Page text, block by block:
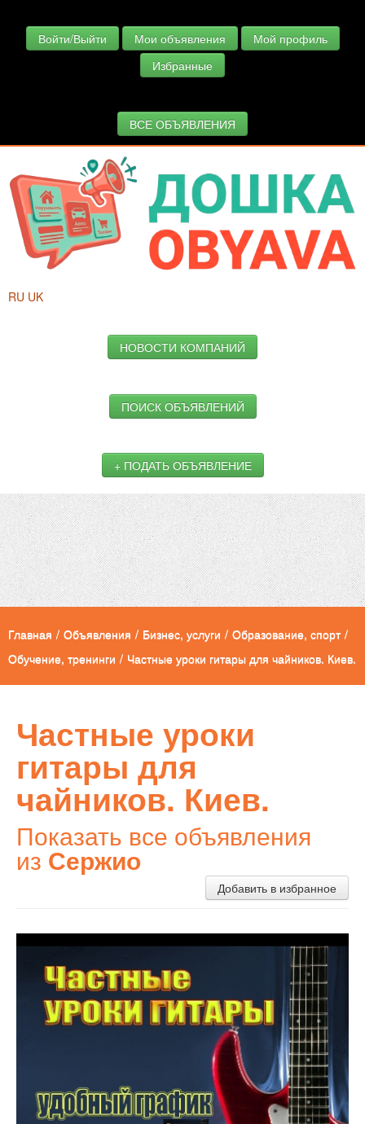
Войти/Выйти Мои объявления
Мой профиль
Избранные
ВСЕ ОБЪЯВЛЕНИЯ
RU UK
НОВОСТИ КОМПАНИЙ
ПОИСК ОБЪЯВЛЕНИЙ
+ ПОДАТЬ ОБЪЯВЛЕНИЕ
Главная / Объявления / Бизнес, услуги / Образование, спорт /
Обучение, тренинги / Частные уроки гитары для чайников. Киев.
Частные уроки
гитары для
чайников. Киев.
Показать все объявления
из Сержио
Добавить в избранное